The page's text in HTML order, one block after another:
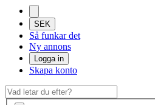
SEK
Så funkar det
Ny annons
Logga in
Skapa konto